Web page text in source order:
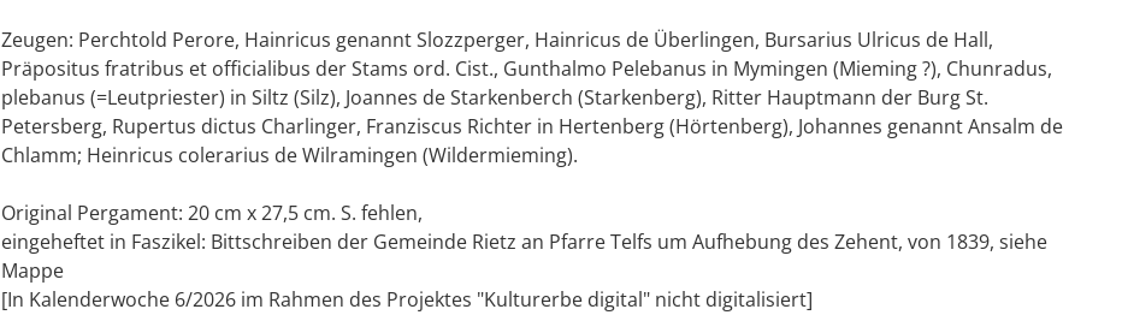
Zeugen: Perchtold Perore, Hainricus genannt Slozzperger, Hainricus de Überlingen, Bursarius Ulricus de Hall,
Präpositus fratribus et officialibus der Stams ord. Cist., Gunthalmo Pelebanus in Mymingen (Mieming ?), Chunradus,
plebanus (=Leutpriester) in Siltz (Silz), Joannes de Starkenberch (Starkenberg), Ritter Hauptmann der Burg St.
Petersberg, Rupertus dictus Charlinger, Franziscus Richter in Hertenberg (Hörtenberg), Johannes genannt Ansalm de
Chlamm; Heinricus colerarius de Wilramingen (Wildermieming).
Original Pergament: 20 cm x 27,5 cm. S. fehlen,
eingeheftet in Faszikel: Bittschreiben der Gemeinde Rietz an Pfarre Telfs um Aufhebung des Zehent, von 1839, siehe
Mappe
[In Kalenderwoche 6/2026 im Rahmen des Projektes "Kulturerbe digital" nicht digitalisiert]